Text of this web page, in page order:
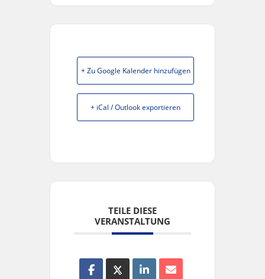
+ Zu Google Kalender hinzufügen
+ iCal / Outlook exportieren
TEILE DIESE
VERANSTALTUNG